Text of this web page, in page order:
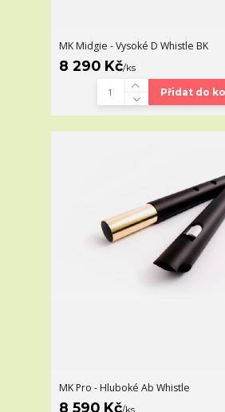
MK Midgie - Vysoké D Whistle BK
8 290 Kč/ks
Přidat do
MK Pro - Hluboké Ab Whistle
8 590 Kč